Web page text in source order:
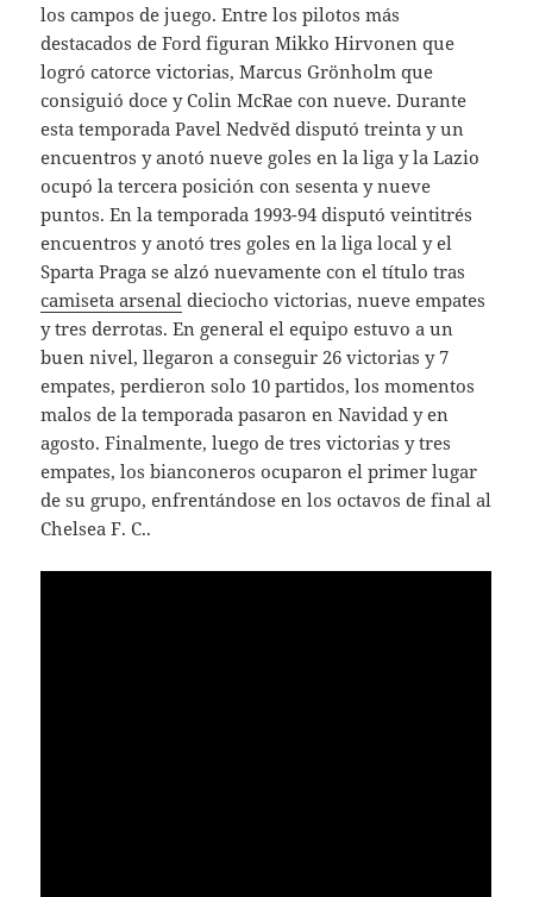
los campos de juego. Entre los pilotos más
destacados de Ford figuran Mikko Hirvonen que
logró catorce victorias, Marcus Grönholm que
consiguió doce y Colin McRae con nueve. Durante
esta temporada Pavel Nedvěd disputó treinta y un
encuentros y anotó nueve goles en la liga y la Lazio
ocupó la tercera posición con sesenta y nueve
puntos. En la temporada 1993-94 disputó veintitrés
encuentros y anotó tres goles en la liga local y el
Sparta Praga se alzó nuevamente con el título tras
camiseta arsenal dieciocho victorias, nueve empates
y tres derrotas. En general el equipo estuvo a un
buen nivel, llegaron a conseguir 26 victorias y 7
empates, perdieron solo 10 partidos, los momentos
malos de la temporada pasaron en Navidad y en
agosto. Finalmente, luego de tres victorias y tres
empates, los bianconeros ocuparon el primer lugar
de su grupo, enfrentándose en los octavos de final al
Chelsea F. C..